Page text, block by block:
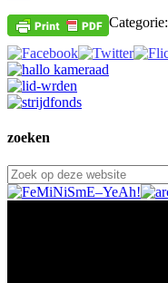
Categorie:
zoeken